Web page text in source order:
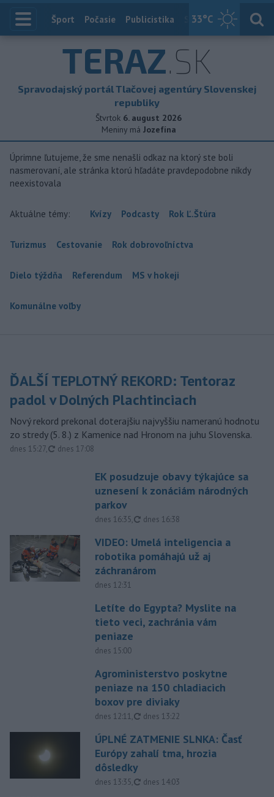
33°C
Index
Šport Počasie Publicistika Slovensko
TERAZ.SK
Spravodajský portál Tlačovej agentúry Slovenskej
republiky
Štvrtok 6. august 2026
Meniny má Jozefína
Úprimne ľutujeme, že sme nenašli odkaz na ktorý ste boli
nasmerovaní, ale stránka ktorú hľadáte pravdepodobne nikdy
neexistovala
Aktuálne témy: Kvízy Podcasty Rok Ľ.Štúra
Turizmus Cestovanie Rok dobrovoľníctva
Dielo týždňa Referendum MS v hokeji
Komunálne voľby
ĎALŠÍ TEPLOTNÝ REKORD: Tentoraz
padol v Dolných Plachtinciach
Nový rekord prekonal doterajšiu najvyššiu nameranú hodnotu
zo stredy (5. 8.) z Kamenice nad Hronom na juhu Slovenska.
dnes 15:27, aktualizované
dnes 17:08
EK posudzuje obavy týkajúce sa
uznesení k zonáciám národných
parkov
dnes 16:35, aktualizované
dnes 16:38
VIDEO: Umelá inteligencia a
robotika pomáhajú už aj
záchranárom
dnes 12:31
Letíte do Egypta? Myslite na
tieto veci, zachránia vám
peniaze
dnes 15:00
Agroministerstvo poskytne
peniaze na 150 chladiacich
boxov pre diviaky
dnes 12:11, aktualizované
dnes 13:22
ÚPLNÉ ZATMENIE SLNKA: Časť
Európy zahalí tma, hrozia
dôsledky
dnes 13:35, aktualizované
dnes 14:03